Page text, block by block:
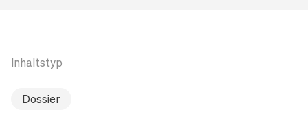
Inhaltstyp
Dossier